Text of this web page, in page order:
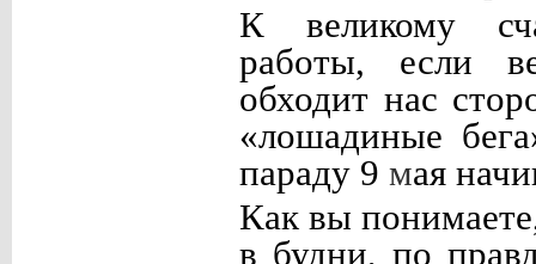
К великому
работы, если
обходит нас
«лошадиные
параду 9 мая
Как вы
в будни, по